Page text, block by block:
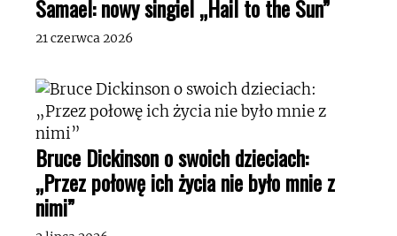
Samael: nowy singiel „Hail to the Sun”
21 czerwca 2026
Bruce Dickinson o swoich dzieciach:
„Przez połowę ich życia nie było mnie z
nimi”